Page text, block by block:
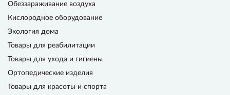
Обеззараживание воздуха
Кислородное оборудование
Экология дома
Товары для реабилитации
Товары для ухода и гигиены
Ортопедические изделия
Товары для красоты и спорта